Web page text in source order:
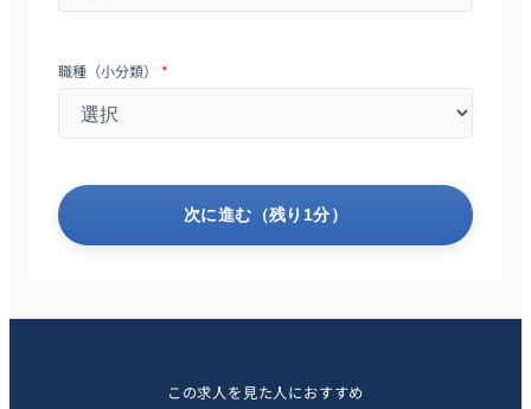
職種（小分類） *
次に進む（残り1分）
この求人を見た人におすすめ